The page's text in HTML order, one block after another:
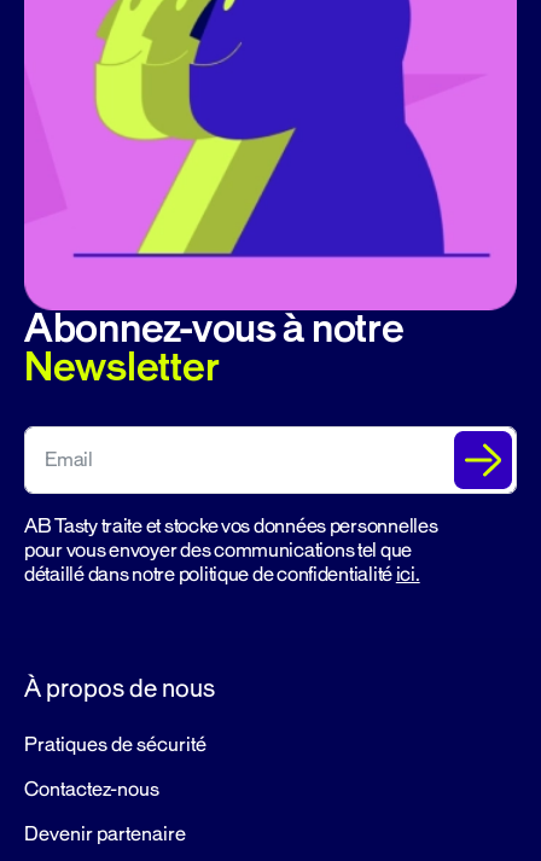
Abonnez-vous à notre
Newsletter
AB Tasty traite et stocke vos données personnelles
pour vous envoyer des communications tel que
détaillé dans notre politique de confidentialitéici.
À propos de nous
Pratiques de sécurité
Contactez-nous
Devenir partenaire